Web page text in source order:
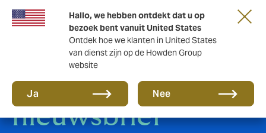
Hallo, we hebben ontdekt dat u op
bezoek bent vanuit United States
Ontdek hoe we klanten in United States
van dienst zijn op de Howden Group
website
Ja Nee
Inschrijven
nieuwsbrief